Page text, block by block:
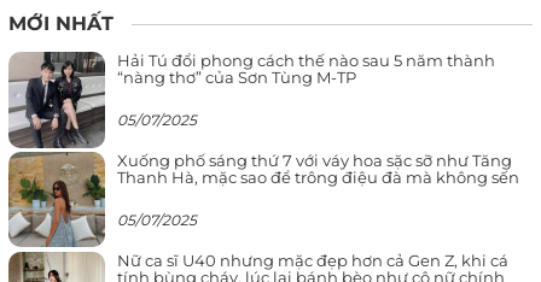
MỚI NHẤT
Hải Tú đổi phong cách thế nào sau 5 năm thành
“nàng thơ” của Sơn Tùng M-TP
05/07/2025
Xuống phố sáng thứ 7 với váy hoa sặc sỡ như Tăng
Thanh Hà, mặc sao để trông điệu đà mà không sến
05/07/2025
Nữ ca sĩ U40 nhưng mặc đẹp hơn cả Gen Z, khi cá
tính bùng cháy, lúc lại bánh bèo như cô nữ chính